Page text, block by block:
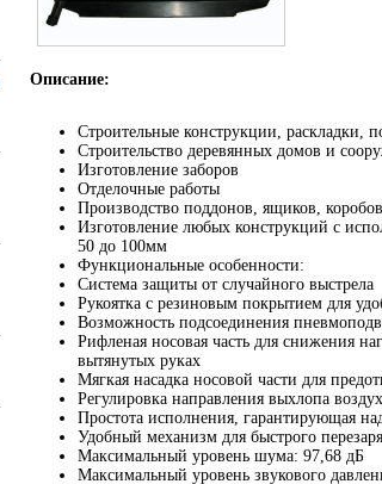
Описание:
Строительные конструкции, раскладки,
Строительство деревянных домов и
Изготовление заборов
Отделочные работы
Производство поддонов, ящиков,
Изготовление любых конструкций с
50 до 100мм
Функциональные особенности:
Система защиты от случайного выстрела
Рукоятка с резиновым покрытием для
Возможность подсоединения
Рифленая носовая часть для снижения
вытянутых руках
Мягкая насадка носовой части для
Регулировка направления выхлопа
Простота исполнения, гарантирующая
Удобный механизм для быстрого
Максимальный уровень шума: 97,68 дБ
Максимальный уровень звукового